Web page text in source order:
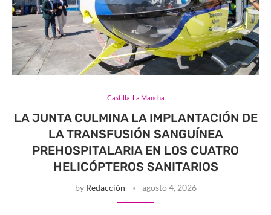
Castilla-La Mancha
LA JUNTA CULMINA LA IMPLANTACIÓN DE
LA TRANSFUSIÓN SANGUÍNEA
PREHOSPITALARIA EN LOS CUATRO
HELICÓPTEROS SANITARIOS
by Redacción agosto 4, 2026